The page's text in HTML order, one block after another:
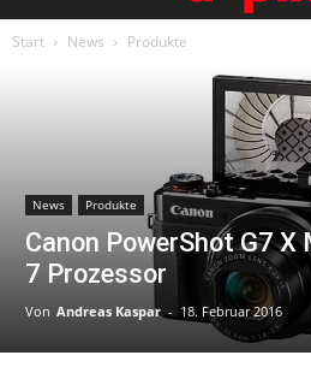
Start News Produkte
News Produkte
Canon PowerShot G7
7 Prozessor
Von Andreas Kaspar - 18. Februar 2016